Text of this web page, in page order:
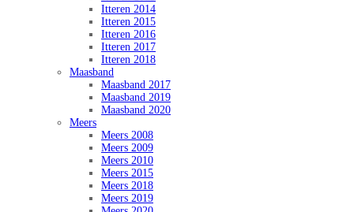
Itteren 2014
Itteren 2015
Itteren 2016
Itteren 2017
Itteren 2018
Maasband
Maasband 2017
Maasband 2019
Maasband 2020
Meers
Meers 2008
Meers 2009
Meers 2010
Meers 2015
Meers 2018
Meers 2019